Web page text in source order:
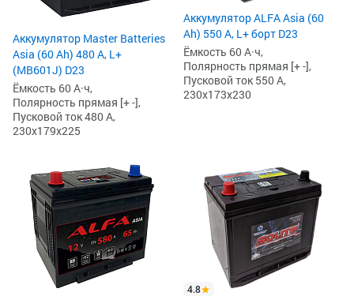
Аккумулятор Master Batteries
Asia (60 Ah) 480 А, L+
(MB601J) D23
Ёмкость 60 А·ч,
Полярность прямая [+ -],
Пусковой ток 480 А,
230x179x225
Аккумулятор ALFA Asia (60
Ah) 550 А, L+ борт D23
Ёмкость 60 А·ч,
Полярность прямая [+ -],
Пусковой ток 550 А,
230x173x230
4.8